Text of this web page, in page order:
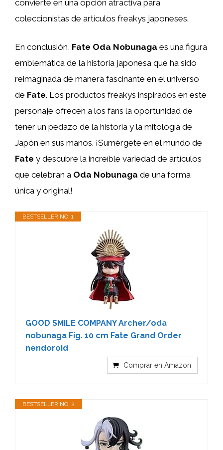
convierte en una opción atractiva para
coleccionistas de artículos freakys japoneses.
En conclusión, Fate Oda Nobunaga es una figura
emblemática de la historia japonesa que ha sido
reimaginada de manera fascinante en el universo
de Fate. Los productos freakys inspirados en este
personaje ofrecen a los fans la oportunidad de
tener un pedazo de la historia y la mitología de
Japón en sus manos. ¡Sumérgete en el mundo de
Fate y descubre la increíble variedad de artículos
que celebran a Oda Nobunaga de una forma
única y original!
BESTSELLER NO. 1
GOOD SMILE COMPANY Archer/oda
nobunaga Fig. 10 cm Fate Grand Order
nendoroid
Comprar en Amazon
BESTSELLER NO. 2